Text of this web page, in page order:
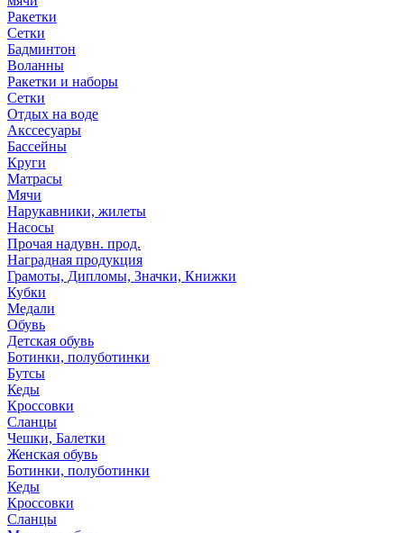
Ракетки
Сетки
Бадминтон
Воланны
Ракетки и наборы
Сетки
Отдых на воде
Акссесуары
Бассейны
Круги
Матрасы
Мячи
Нарукавники, жилеты
Насосы
Прочая надувн. прод.
Наградная продукция
Грамоты, Дипломы, Значки, Книжки
Кубки
Медали
Обувь
Детская обувь
Ботинки, полуботинки
Бутсы
Кеды
Кроссовки
Сланцы
Чешки, Балетки
Женская обувь
Ботинки, полуботинки
Кеды
Кроссовки
Сланцы